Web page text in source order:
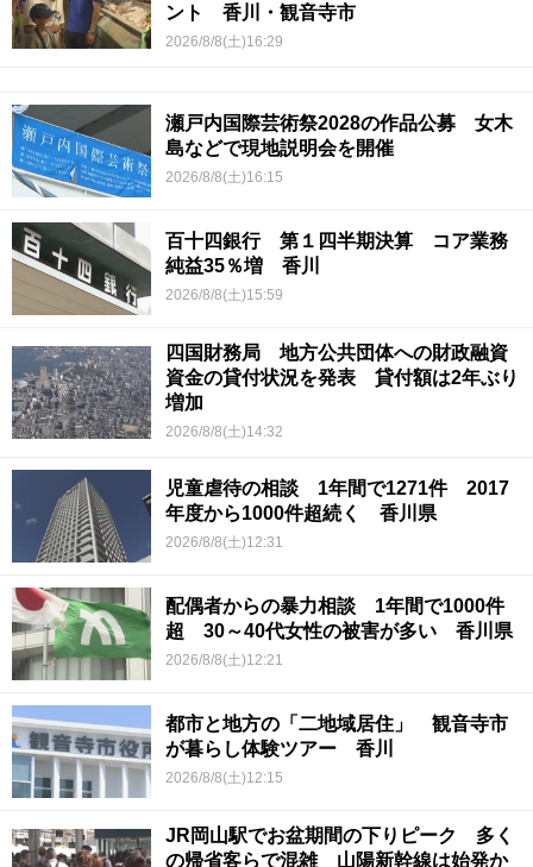
ント 香川・観音寺市
2026/8/8(土)16:29
瀬戸内国際芸術祭2028の作品公募 女木
島などで現地説明会を開催
2026/8/8(土)16:15
百十四銀行 第１四半期決算 コア業務
純益35％増 香川
2026/8/8(土)15:59
四国財務局 地方公共団体への財政融資
資金の貸付状況を発表 貸付額は2年ぶり
増加
2026/8/8(土)14:32
児童虐待の相談 1年間で1271件 2017
年度から1000件超続く 香川県
2026/8/8(土)12:31
配偶者からの暴力相談 1年間で1000件
超 30～40代女性の被害が多い 香川県
2026/8/8(土)12:21
都市と地方の「二地域居住」 観音寺市
が暮らし体験ツアー 香川
2026/8/8(土)12:15
JR岡山駅でお盆期間の下りピーク 多く
の帰省客らで混雑 山陽新幹線は始発か